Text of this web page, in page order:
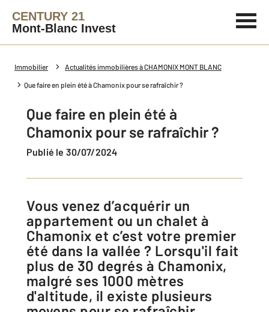
CENTURY 21
Mont-Blanc Invest
Immobilier Actualités immobilières à CHAMONIX MONT BLANC
Que faire en plein été à Chamonix pour se rafraîchir ?
Que faire en plein été à
Chamonix pour se rafraîchir ?
Publié le 30/07/2024
Vous venez d’acquérir un
appartement ou un chalet à
Chamonix et c’est votre premier
été dans la vallée ? Lorsqu'il fait
plus de 30 degrés à Chamonix,
malgré ses 1000 mètres
d'altitude, il existe plusieurs